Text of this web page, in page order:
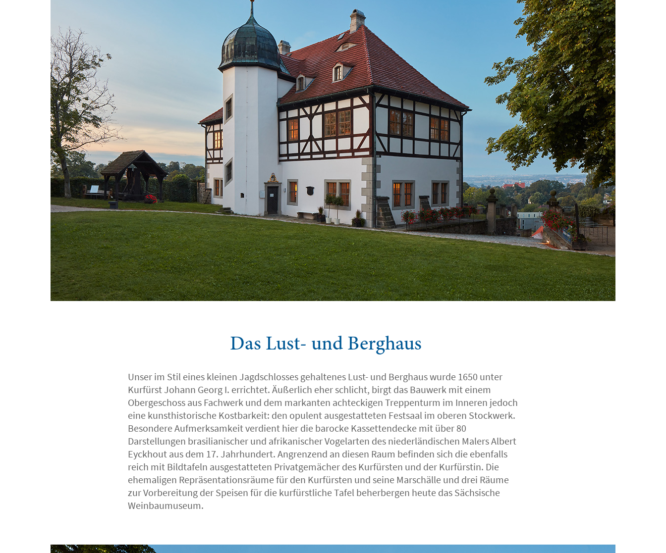
Das Lust- und Berghaus
Unser im Stil eines kleinen Jagdschlosses gehaltenes Lust- und Berghaus wurde 1650 unter
Kurfürst Johann Georg I. errichtet. Äußerlich eher schlicht, birgt das Bauwerk mit einem
Obergeschoss aus Fachwerk und dem markanten achteckigen Treppenturm im Inneren jedoch
eine kunsthistorische Kostbarkeit: den opulent ausgestatteten Festsaal im oberen Stockwerk.
Besondere Aufmerksamkeit verdient hier die barocke Kassettendecke mit über 80
Darstellungen brasilianischer und afrikanischer Vogelarten des niederländischen Malers Albert
Eyckhout aus dem 17. Jahrhundert. Angrenzend an diesen Raum befinden sich die ebenfalls
reich mit Bildtafeln ausgestatteten Privatgemächer des Kurfürsten und der Kurfürstin. Die
ehemaligen Repräsentationsräume für den Kurfürsten und seine Marschälle und drei Räume
zur Vorbereitung der Speisen für die kurfürstliche Tafel beherbergen heute das Sächsische
Weinbaumuseum.